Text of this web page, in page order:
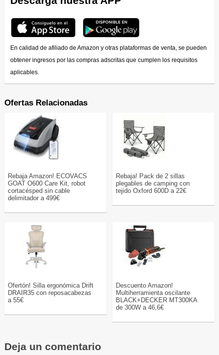
En calidad de afiliado de Amazon y otras plataformas de venta, se pueden
obtener ingresos por las compras adscritas que cumplen los requisitos
aplicables.
Ofertas Relacionadas
Rebaja Amazon! ECOVACS
GOAT O600 Care Kit, robot
cortacésped sin cable
delimitador a 499€
Rebaja! Pack de 2 sillas
plegables de camping con
tejido Oxford 600D a 22€
Ofertón! Silla ergonómica Drift
DRAIR35 con reposacabezas
a 55€
Descuento Amazon!
Multiherramienta oscilante
BLACK+DECKER MT300KA
de 300W a 46,6€
Deja un comentario